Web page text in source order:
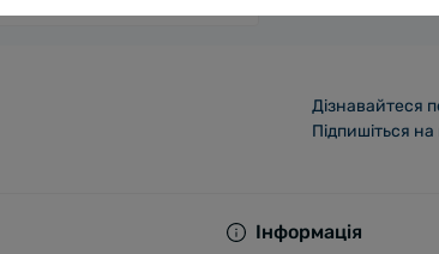
Дізнавайтеся
Підпишіться
Інформація